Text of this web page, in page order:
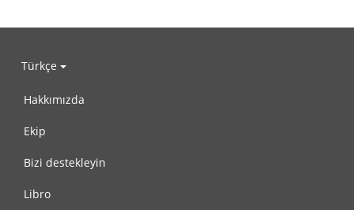
Türkçe
Hakkımızda
Ekip
Bizi destekleyin
Libro